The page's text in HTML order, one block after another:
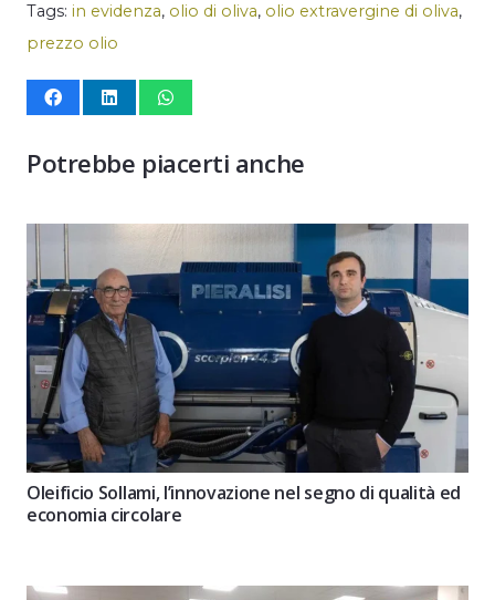
Tags: in evidenza, olio di oliva, olio extravergine di oliva,
prezzo olio
Potrebbe piacerti anche
Oleificio Sollami, l’innovazione nel segno di qualità ed
economia circolare